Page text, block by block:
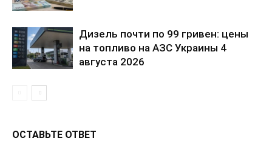
Дизель почти по 99 гривен: цены
на топливо на АЗС Украины 4
августа 2026
ОСТАВЬТЕ ОТВЕТ